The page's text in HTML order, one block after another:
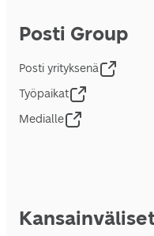
Posti Group
Posti yrityksenä
Työpaikat
Medialle